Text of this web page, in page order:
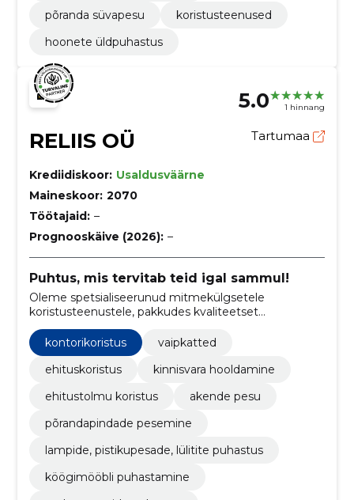
põranda süvapesu
koristusteenused
hoonete üldpuhastus
5.0 1 hinnang
RELIIS OÜ Tartumaa
Krediidiskoor: Usaldusväärne
Maineskoor: 2070
Töötajaid: –
Prognooskäive (2026): –
Puhtus, mis tervitab teid igal sammul!
Oleme spetsialiseerunud mitmekülgsetele
koristusteenustele, pakkudes kvaliteetset
ehitusjärgset koristust, äripindade hooldust,
kodukoristust ning kolimisjärgset puhastust.
kontorikoristus
vaipkatted
ehituskoristus
kinnisvara hooldamine
ehitustolmu koristus
akende pesu
põrandapindade pesemine
lampide, pistikupesade, lülitite puhastus
köögimööbli puhastamine